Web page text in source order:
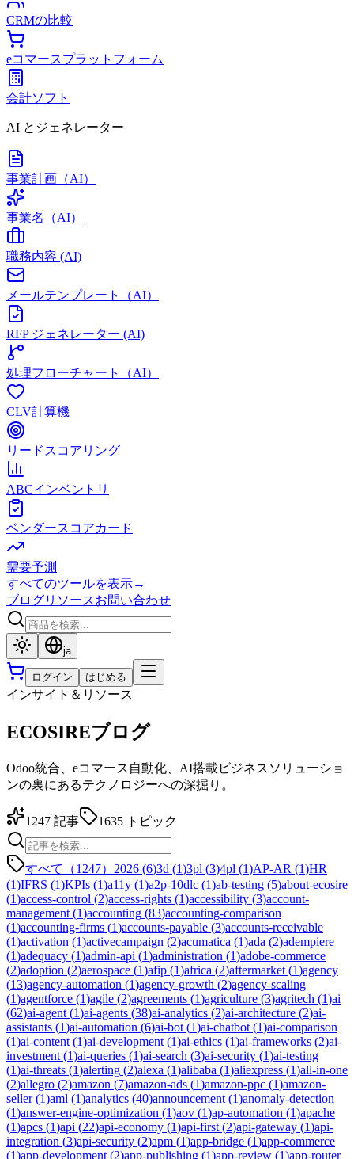
CRMの比較
eコマースプラットフォーム
会計ソフト
AI とジェネレーター
事業計画（AI）
事業名（AI）
職務内容 (AI)
メールテンプレート（AI）
RFP ジェネレーター (AI)
処理フローチャート（AI）
CLV計算機
リードスコアリング
ABCインベントリ
ベンダースコアカード
需要予測
すべてのツールを表示→
ブログリソースお問い合わせ
ja
ログイン はじめる
インサイト＆リソース
ECOSIREブログ
Odoo統合、eコマース自動化、AI搭載ビジネスソリューショ
ンの裏にあるテクノロジーへの深掘り。
1247 記事 1635 トピック
すべて（1247） 2026 (6)3d (1)3pl (3)4pl (1)AP-AR (1)HR
(1)IFRS (1)KPIs (1)a11y (1)a2p-10dlc (1)ab-testing (5)about-ecosire
(1)access-control (2)access-rights (1)accessibility (3)account-
management (1)accounting (83)accounting-comparison
(1)accounting-firms (1)accounts-payable (3)accounts-receivable
(1)activation (1)activecampaign (2)acumatica (1)ada (2)adempiere
(1)adequacy (1)admin-api (1)administration (1)adobe-commerce
(2)adoption (2)aerospace (1)afip (1)africa (2)aftermarket (1)agency
(13)agency-automation (1)agency-growth (2)agency-scaling
(1)agentforce (1)agile (2)agreements (1)agriculture (3)agritech (1)ai
(62)ai-agent (1)ai-agents (38)ai-analytics (2)ai-architecture (2)ai-
assistants (1)ai-automation (6)ai-bot (1)ai-chatbot (1)ai-comparison
(1)ai-content (1)ai-development (1)ai-ethics (1)ai-frameworks (2)ai-
investment (1)ai-queries (1)ai-search (3)ai-security (1)ai-testing
(1)ai-threats (1)alerting (2)alexa (1)alibaba (1)aliexpress (1)all-in-one
(2)allegro (2)amazon (7)amazon-ads (1)amazon-ppc (1)amazon-
seller(1)aml (1)analytics (40)announcement (1)anomaly-detection
(1)answer-engine-optimization (1)aov (1)ap-automation (1)apache
(1)apcs (1)api (22)api-economy (1)api-first (2)api-gateway (1)api-
integration (3)api-security (2)apm (1)app-bridge (1)app-commerce
(1)app-development (2)app-publishing (1)app-review (1)app-router